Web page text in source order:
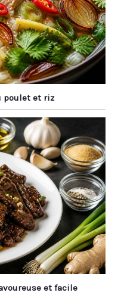
poulet et riz
et facile